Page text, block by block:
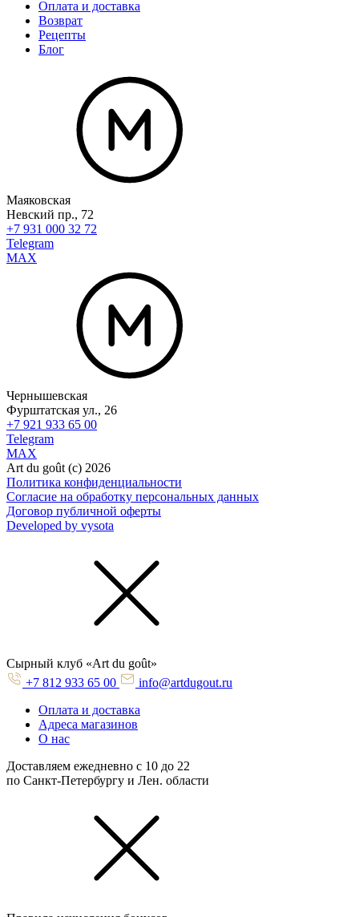
Оплата и доставка
Возврат
Рецепты
Блог
Маяковская
Невский пр., 72
+7 931 000 32 72
Telegram
MAX
Чернышевская
Фурштатская ул., 26
+7 921 933 65 00
Telegram
MAX
Art du goût (с) 2026
Политика конфиденциальности
Согласие на обработку персональных данных
Договор публичной оферты
Developed by vysota
Cырный клуб «Art du goût»
+7 812 933 65 00
info@artdugout.ru
Оплата и доставка
Адреса магазинов
О нас
Доставляем ежедневно с 10 до 22
по Санкт-Петербургу и Лен. области